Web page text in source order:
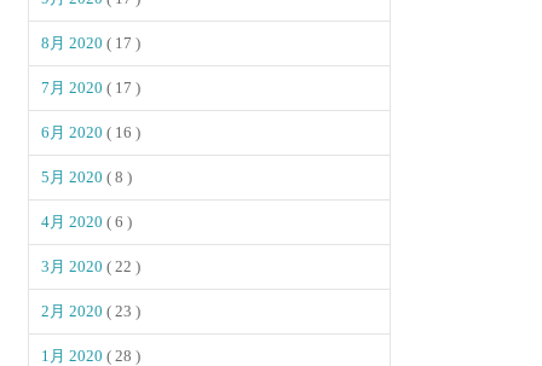
8月 2020( 17 )
7月 2020( 17 )
6月 2020( 16 )
5月 2020( 8 )
4月 2020( 6 )
3月 2020( 22 )
2月 2020( 23 )
1月 2020( 28 )